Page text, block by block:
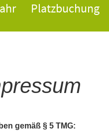
Platzbuchung
gemäß § 5 TMG: